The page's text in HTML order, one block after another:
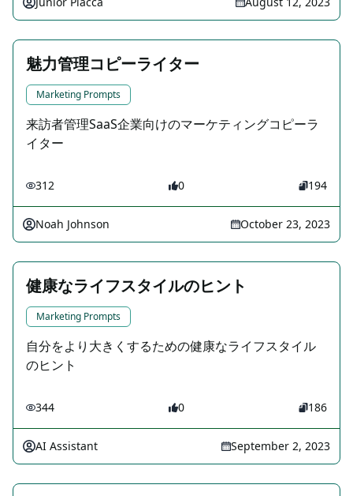
魅力管理コピーライター
Marketing Prompts
来訪者管理SaaS企業向けのマーケティングコピーラ
イター
312 0 194
Noah Johnson October 23, 2023
健康なライフスタイルのヒント
Marketing Prompts
自分をより大きくするための健康なライフスタイル
のヒント
344 0 186
AI Assistant September 2, 2023